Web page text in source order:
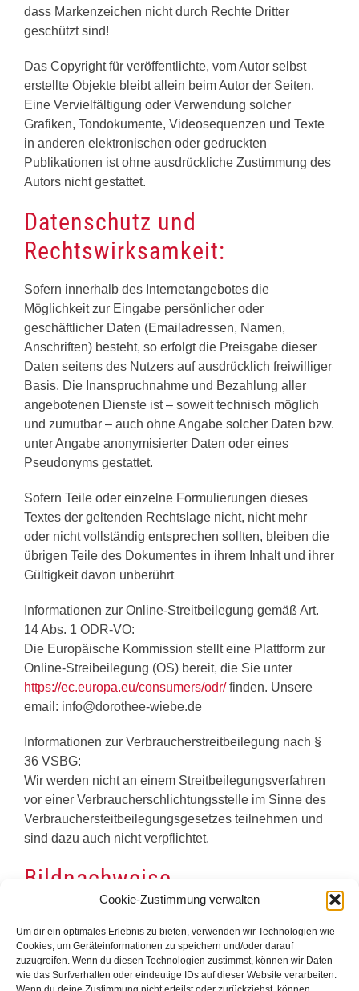
Cookie-Zustimmung verwalten
Um dir ein optimales Erlebnis zu bieten, verwenden wir Technologien wie
Cookies, um Geräteinformationen zu speichern und/oder darauf
zuzugreifen. Wenn du diesen Technologien zustimmst, können wir Daten
wie das Surfverhalten oder eindeutige IDs auf dieser Website verarbeiten.
dass Markenzeichen nicht durch Rechte Dritter
geschützt sind!
Das Copyright für veröffentlichte, vom Autor selbst
erstellte Objekte bleibt allein beim Autor der Seiten.
Eine Vervielfältigung oder Verwendung solcher
Grafiken, Tondokumente, Videosequenzen und Texte
in anderen elektronischen oder gedruckten
Publikationen ist ohne ausdrückliche Zustimmung des
Autors nicht gestattet.
Datenschutz und
Rechtswirksamkeit:
Sofern innerhalb des Internetangebotes die
Möglichkeit zur Eingabe persönlicher oder
geschäftlicher Daten (Emailadressen, Namen,
Anschriften) besteht, so erfolgt die Preisgabe dieser
Daten seitens des Nutzers auf ausdrücklich freiwilliger
Basis. Die Inanspruchnahme und Bezahlung aller
angebotenen Dienste ist – soweit technisch möglich
und zumutbar – auch ohne Angabe solcher Daten bzw.
unter Angabe anonymisierter Daten oder eines
Pseudonyms gestattet.
Sofern Teile oder einzelne Formulierungen dieses
Textes der geltenden Rechtslage nicht, nicht mehr
oder nicht vollständig entsprechen sollten, bleiben die
übrigen Teile des Dokumentes in ihrem Inhalt und ihrer
Gültigkeit davon unberührt
Informationen zur Online-Streitbeilegung gemäß Art.
14 Abs. 1 ODR-VO:
Die Europäische Kommission stellt eine Plattform zur
Online-Streibeilegung (OS) bereit, die Sie unter
https://ec.europa.eu/consumers/odr/finden. Unsere
email: info@dorothee-wiebe.de
Informationen zur Verbraucherstreitbeilegung nach §
36 VSBG:
Wir werden nicht an einem Streitbeilegungsverfahren
vor einer Verbraucherschlichtungsstelle im Sinne des
Verbrauchersteitbeilegungsgesetzes teilnehmen und
sind dazu auch nicht verpflichtet.
Bildnachweise
Wirtschaft“:Jens Bothmer